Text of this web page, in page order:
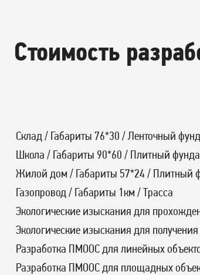
Стоимость
Склад / Габариты 76*30 / Ленточный
Школа / Габариты 90*60 / Плитный
Жилой дом / Габариты 57*24 / Плитный
Газопровод / Габариты 1км / Трасса
Экологические изыскания для
Экологические изыскания для
Разработка ПМООС для линейных
Разработка ПМООС для площадных